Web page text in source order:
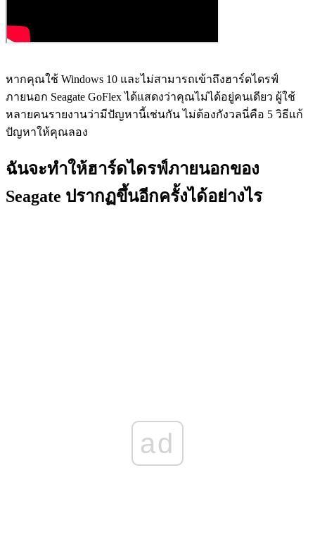
หากคุณใช้ Windows 10 และไม่สามารถเข้าถึงฮาร์ดไดรฟ์
ภายนอก Seagate GoFlex ได้แสดงว่าคุณไม่ได้อยู่คนเดียว ผู้ใช้
หลายคนรายงานว่ามีปัญหานี้เช่นกัน ไม่ต้องกังวลนี่คือ 5 วิธีแก้
ปัญหาให้คุณลอง
ฉันจะทำให้ฮาร์ดไดรฟ์ภายนอกของ
Seagate ปรากฏขึ้นอีกครั้งได้อย่างไร
ad